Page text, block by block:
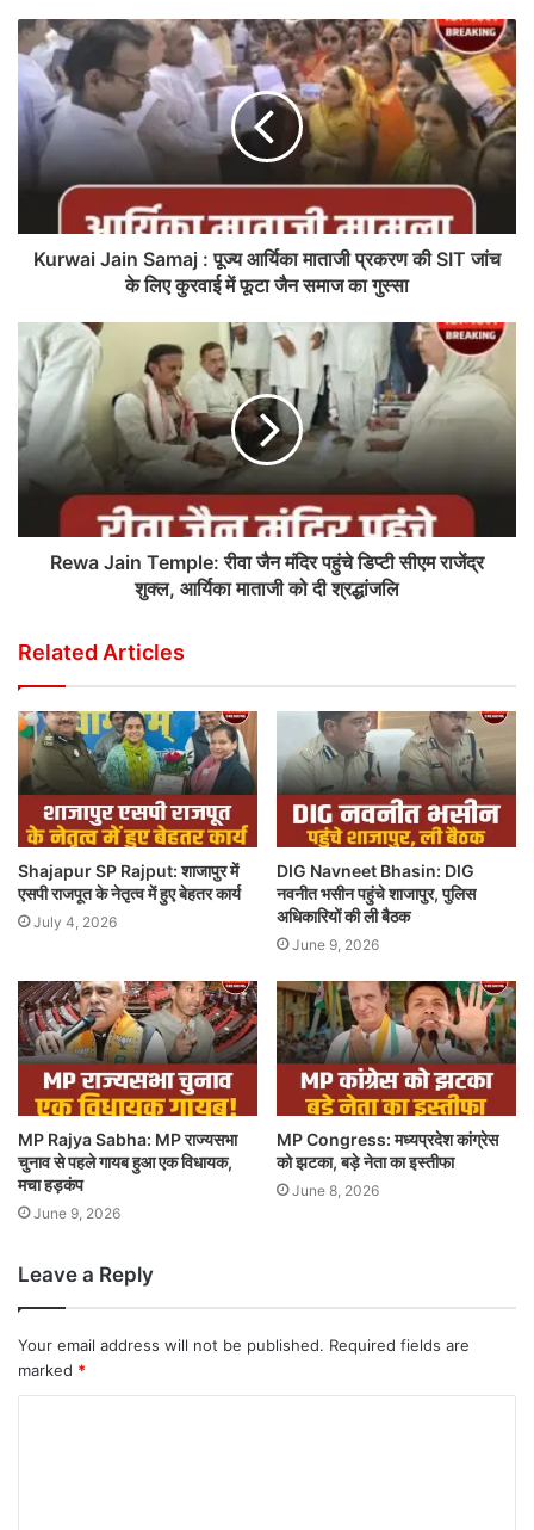
Kurwai Jain Samaj : पूज्य आर्यिका माताजी प्रकरण की SIT जांच
के लिए कुरवाई में फूटा जैन समाज का गुस्सा
Rewa Jain Temple: रीवा जैन मंदिर पहुंचे डिप्टी सीएम राजेंद्र
शुक्ल, आर्यिका माताजी को दी श्रद्धांजलि
Related Articles
Shajapur SP Rajput: शाजापुर में
एसपी राजपूत के नेतृत्व में हुए बेहतर कार्य
July 4, 2026
DIG Navneet Bhasin: DIG
नवनीत भसीन पहुंचे शाजापुर, पुलिस
अधिकारियों की ली बैठक
June 9, 2026
MP Rajya Sabha: MP राज्यसभा
चुनाव से पहले गायब हुआ एक विधायक,
मचा हड़कंप
June 9, 2026
MP Congress: मध्यप्रदेश कांग्रेस
को झटका, बड़े नेता का इस्तीफा
June 8, 2026
Leave a Reply
Your email address will not be published. Required fields are
marked *